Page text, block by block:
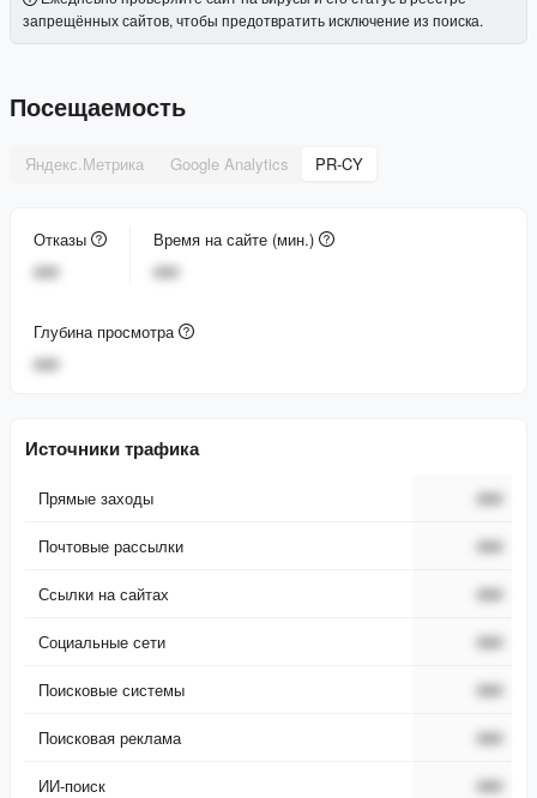
запрещённых сайтов, чтобы предотвратить исключение из поиска.
Посещаемость
Яндекс.Метрика Google Analytics PR-CY
Отказы
###
Время на сайте (мин.)
###
Глубина просмотра
###
Источники трафика
Прямые заходы ###
Почтовые рассылки ###
Ссылки на сайтах ###
Социальные сети ###
Поисковые системы ###
Поисковая реклама ###
ИИ-поиск ###